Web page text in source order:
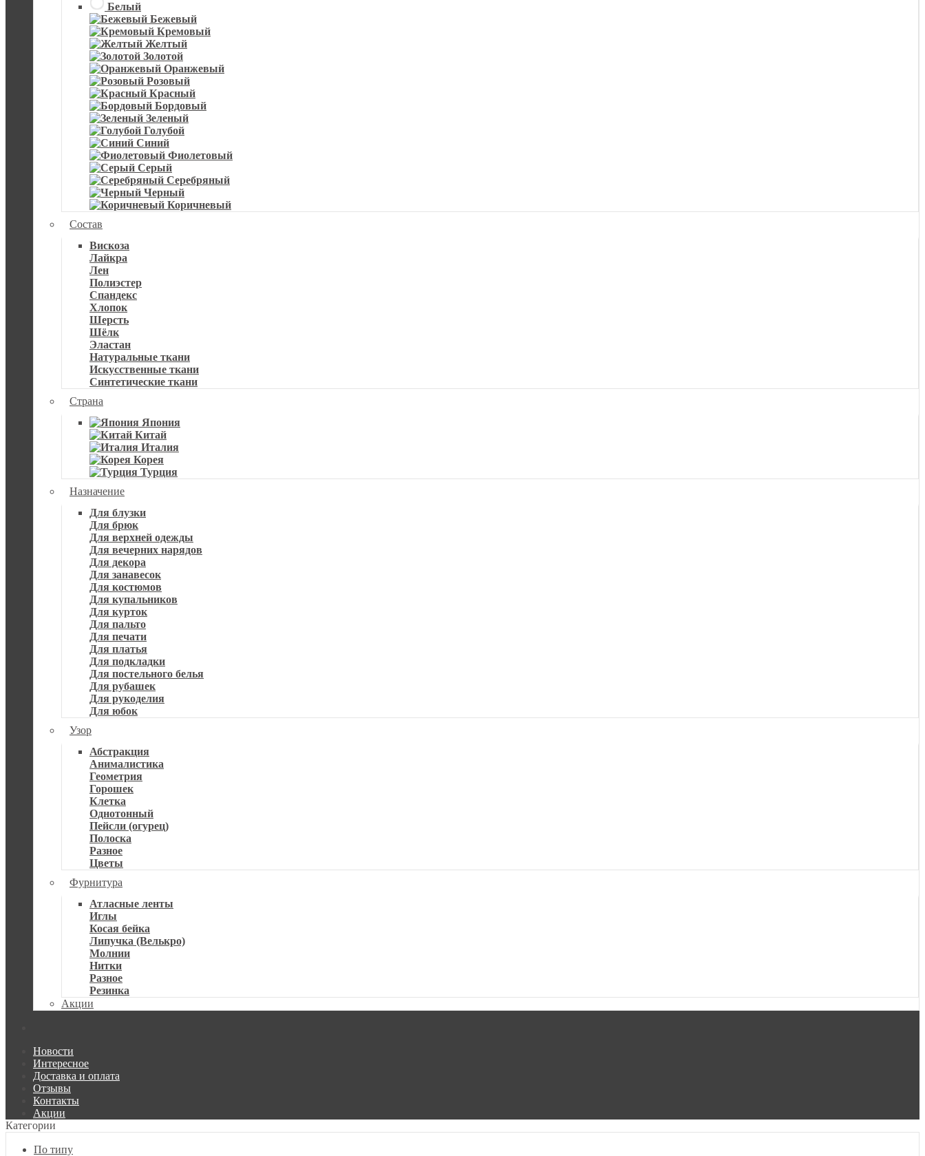
Белый
Бежевый
Кремовый
Желтый
Золотой
Оранжевый
Розовый
Красный
Бордовый
Зеленый
Голубой
Синий
Фиолетовый
Серый
Серебряный
Черный
Коричневый
Состав
Вискоза
Лайкра
Лен
Полиэстер
Спандекс
Хлопок
Шерсть
Шёлк
Эластан
Натуральные ткани
Искусственные ткани
Синтетические ткани
Страна
Япония
Китай
Италия
Корея
Турция
Назначение
Для блузки
Для брюк
Для верхней одежды
Для вечерних нарядов
Для декора
Для занавесок
Для костюмов
Для купальников
Для курток
Для пальто
Для печати
Для платья
Для подкладки
Для постельного белья
Для рубашек
Для рукоделия
Для юбок
Узор
Абстракция
Анималистика
Геометрия
Горошек
Клетка
Однотонный
Пейсли (огурец)
Полоска
Разное
Цветы
Фурнитура
Атласные ленты
Иглы
Косая бейка
Липучка (Велькро)
Молнии
Нитки
Разное
Резинка
Акции
Новости
Интересное
Доставка и оплата
Отзывы
Контакты
Акции
Категории
По типу